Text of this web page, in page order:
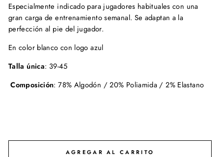
Especialmente indicado para jugadores habituales con una
gran carga de entrenamiento semanal. Se adaptan a la
perfección al pie del jugador.
En color blanco con logo azul
Talla única: 39-45
Composición: 78% Algodón / 20% Poliamida / 2% Elastano
AGREGAR AL CARRITO